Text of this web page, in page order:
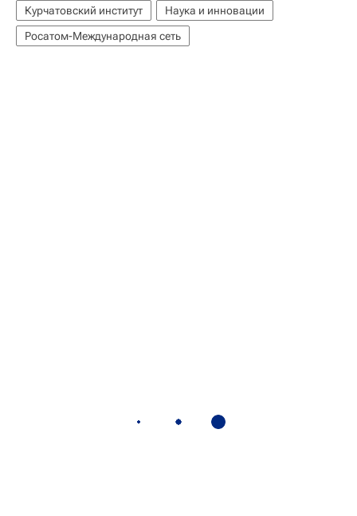
Курчатовский институт
Наука и инновации
Росатом-Международная сеть